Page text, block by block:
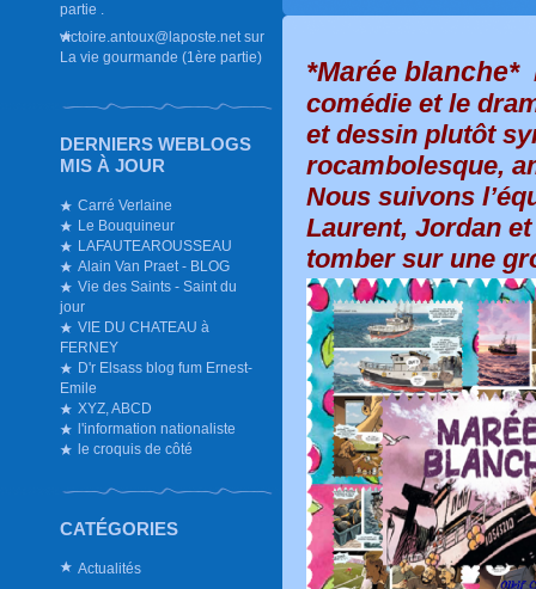
partie .
victoire.antoux@laposte.net sur
La vie gourmande (1ère partie)
DERNIERS WEBLOGS
MIS À JOUR
Carré Verlaine
Le Bouquineur
LAFAUTEAROUSSEAU
Alain Van Praet - BLOG
Vie des Saints - Saint du
jour
VIE DU CHATEAU à
FERNEY
D'r Elsass blog fum Ernest-
Emile
XYZ, ABCD
l'information nationaliste
le croquis de côté
CATÉGORIES
Actualités
*Marée blanche*
comédie et le
et dessin plutôt
rocambolesque,
Nous suivons
Laurent, Jordan
tomber sur une